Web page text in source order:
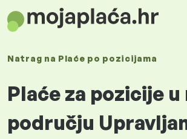
Natrag na Plaće po pozicijama
Plaće za pozicije
području